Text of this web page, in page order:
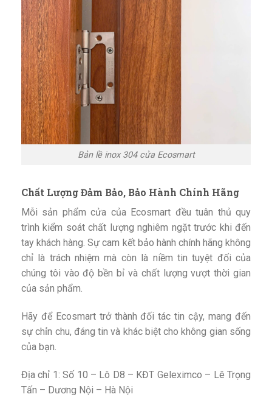
Bản lề inox 304 cửa Ecosmart
Chất Lượng Đảm Bảo, Bảo Hành Chính Hãng
Mỗi sản phẩm cửa của Ecosmart đều tuân thủ quy
trình kiểm soát chất lượng nghiêm ngặt trước khi đến
tay khách hàng. Sự cam kết bảo hành chính hãng không
chỉ là trách nhiệm mà còn là niềm tin tuyệt đối của
chúng tôi vào độ bền bỉ và chất lượng vượt thời gian
của sản phẩm.
Hãy để Ecosmart trở thành đối tác tin cậy, mang đến
sự chỉn chu, đáng tin và khác biệt cho không gian sống
của bạn.
Địa chỉ 1: Số 10 – Lô D8 – KĐT Geleximco – Lê Trọng
Tấn – Dương Nội – Hà Nội